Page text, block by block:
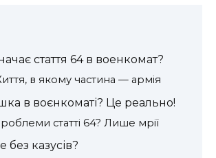
стаття 64 в военкомат?
в якому частина — армія
в воєнкоматі? Це реально!
статті 64? Лише мрії
без казусів?